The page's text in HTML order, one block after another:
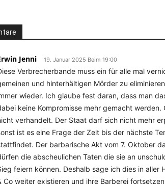
Jenni 19. Januar 2025 Beim 19:00
Verbrecherbande muss ein für alle mal
und hinterhältigen Mörder zu
wieder. Ich glaube fest daran, dass man
keine Kompromisse mehr gemacht
verhandelt. Der Staat darf sich nicht mehr
ist es eine Frage der Zeit bis der nächste
Der barbarische Akt vom 7. Oktober
die abscheulichen Taten die sie an
feiern können. Deshalb sage ich dies in aller
Co weiter existieren und ihre Barberei